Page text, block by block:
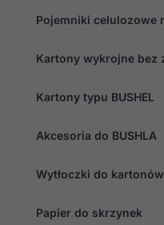
Pojemniki celulozowe
Kartony wykrojne bez
Kartony typu BUSHEL
Akcesoria do BUSHLA
Wytłoczki do kartonów
Papier do skrzynek